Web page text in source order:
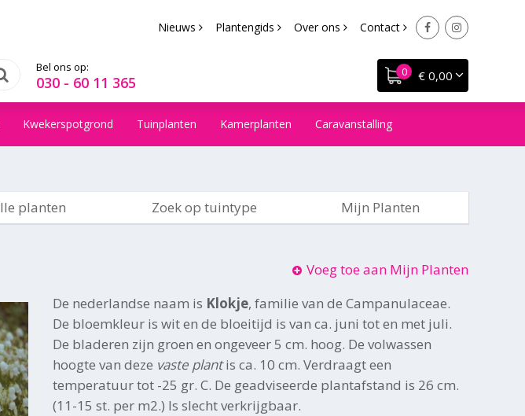
Nieuws Plantengids Over ons Contact
€ 0,00
Bel ons op:
030 - 60 11 365
Kwekerspotgrond Tuinplanten Kamerplanten Caravanstalling
planten Zoek op tuintype Mijn Planten
Voeg toe aan Mijn Planten
De nederlandse naam is Klokje, familie van de Campanulaceae.
De bloemkleur is wit en de bloeitijd is van ca. juni tot en met juli.
De bladeren zijn groen en ongeveer 5 cm. hoog. De volwassen
hoogte van deze vaste plantis ca. 10 cm. Verdraagt een
temperatuur tot -25 gr. C. De geadviseerde plantafstand is 26 cm.
(11-15 st. per m2.) Is slecht verkrijgbaar.